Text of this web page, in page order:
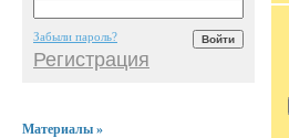
Забыли пароль?
Регистрация
Материалы »